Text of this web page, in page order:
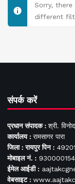
Sorry,
different
संपर्क करें
प्रधान संपादक : श्री.
कार्यालय : रामसागर पारा
जिला : रायपुर पिन :
मोबाइल नं. :
ईमेल आईडी :
वेबसाइट :